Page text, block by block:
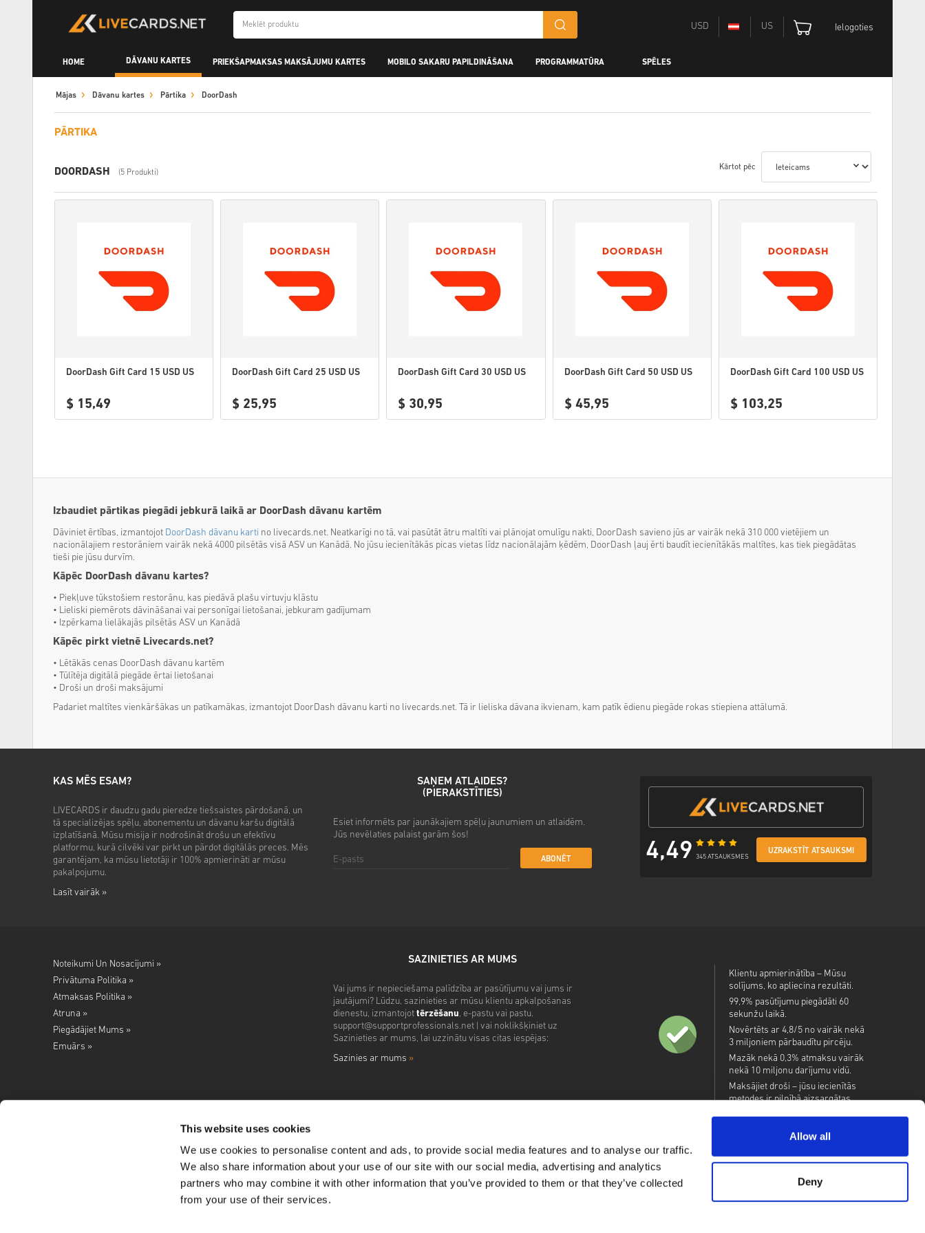
This website uses cookies
We use cookies to personalise content and ads, to provide social media features and to analyse our traffic.
We also share information about your use of our site with our social media, advertising and analytics
partners who may combine it with other information that you’ve provided to them or that they’ve collected
from your use of their services.
Allow all
Deny
USD US Ielogoties
HOME DĀVANU KARTES PRIEKŠAPMAKSAS MAKSĀJUMU KARTES MOBILO SAKARU PAPILDINĀŠANA PROGRAMMATŪRA SPĒLES
Mājas Dāvanu kartes Pārtika DoorDash
PĀRTIKA
DOORDASH (5 Produkti)
Kārtot pēc
DoorDash Gift Card 15 USD US
$ 15,49
DoorDash Gift Card 25 USD US
$ 25,95
DoorDash Gift Card 30 USD US
$ 30,95
DoorDash Gift Card 50 USD US
$ 45,95
DoorDash Gift Card 100 USD US
$ 103,25
Izbaudiet pārtikas piegādi jebkurā laikā ar DoorDash dāvanu kartēm
Dāviniet ērtības, izmantojot DoorDash dāvanu karti no livecards.net. Neatkarīgi no tā, vai pasūtāt ātru maltīti vai plānojat omulīgu nakti, DoorDash savieno jūs ar vairāk nekā 310 000 vietējiem un
nacionālajiem restorāniem vairāk nekā 4000 pilsētās visā ASV un Kanādā. No jūsu iecienītākās picas vietas līdz nacionālajām ķēdēm, DoorDash ļauj ērti baudīt iecienītākās maltītes, kas tiek piegādātas
tieši pie jūsu durvīm.
Kāpēc DoorDash dāvanu kartes?
• Piekļuve tūkstošiem restorānu, kas piedāvā plašu virtuvju klāstu
• Lieliski piemērots dāvināšanai vai personīgai lietošanai, jebkuram gadījumam
• Izpērkama lielākajās pilsētās ASV un Kanādā
Kāpēc pirkt vietnē Livecards.net?
• Lētākās cenas DoorDash dāvanu kartēm
• Tūlītēja digitālā piegāde ērtai lietošanai
• Droši un droši maksājumi
Padariet maltītes vienkāršākas un patīkamākas, izmantojot DoorDash dāvanu karti no livecards.net. Tā ir lieliska dāvana ikvienam, kam patīk ēdienu piegāde rokas stiepiena attālumā.
KAS MĒS ESAM?
LIVECARDS ir daudzu gadu pieredze tiešsaistes pārdošanā, un
tā specializējas spēļu, abonementu un dāvanu karšu digitālā
izplatīšanā. Mūsu misija ir nodrošināt drošu un efektīvu
platformu, kurā cilvēki var pirkt un pārdot digitālās preces. Mēs
garantējam, ka mūsu lietotāji ir 100% apmierināti ar mūsu
pakalpojumu.
Lasīt vairāk »
SAŅEM ATLAIDES?
(PIERAKSTĪTIES)
Esiet informēts par jaunākajiem spēļu jaunumiem un atlaidēm.
Jūs nevēlaties palaist garām šos!
ABONĒT 4,49 345 ATSAUKSMES
UZRAKSTĪT ATSAUKSMI
Noteikumi Un Nosacījumi »
Privātuma Politika »
Atmaksas Politika »
Atruna »
Piegādājiet Mums »
Emuārs »
SAZINIETIES AR MUMS
Vai jums ir nepieciešama palīdzība ar pasūtījumu vai jums ir
jautājumi? Lūdzu, sazinieties ar mūsu klientu apkalpošanas
dienestu, izmantojot tērzēšanu, e-pastu vai pastu.
support@supportprofessionals.net| vai noklikšķiniet uz
Sazinieties ar mums, lai uzzinātu visas citas iespējas:
Sazinies ar mums »
Klientu apmierinātība – Mūsu
solījums, ko apliecina rezultāti.
99,9% pasūtījumu piegādāti 60
sekunžu laikā.
Novērtēts ar 4,8/5 no vairāk nekā
3 miljoniem pārbaudītu pircēju.
Mazāk nekā 0,3% atmaksu vairāk
nekā 10 miljonu darījumu vidū.
Maksājiet droši – jūsu iecienītās
metodes ir pilnībā aizsargātas.